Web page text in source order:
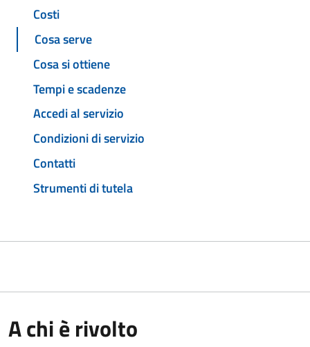
Costi
Cosa serve
Cosa si ottiene
Tempi e scadenze
Accedi al servizio
Condizioni di servizio
Contatti
Strumenti di tutela
A chi è rivolto